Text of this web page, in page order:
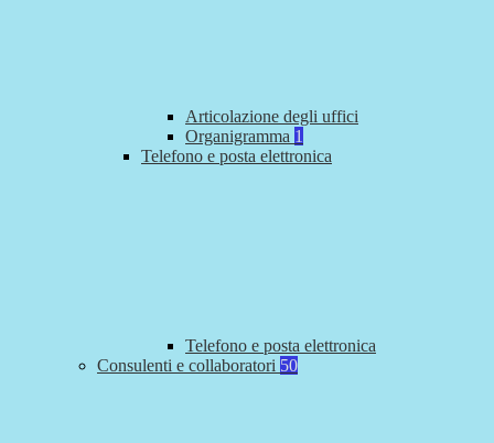
Articolazione degli uffici
Organigramma 1
Telefono e posta elettronica
Telefono e posta elettronica
Consulenti e collaboratori 50